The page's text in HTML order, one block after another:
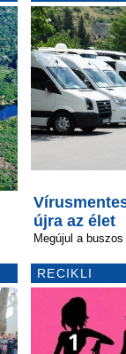
újra az élet
Megújul a
RECIKLI